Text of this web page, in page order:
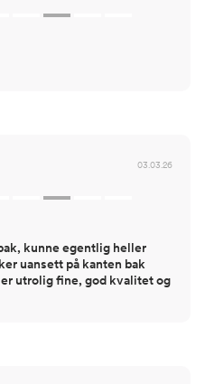
03.03.26
kunne egentlig heller
uansett på kanten bak
utrolig fine, god kvalitet og